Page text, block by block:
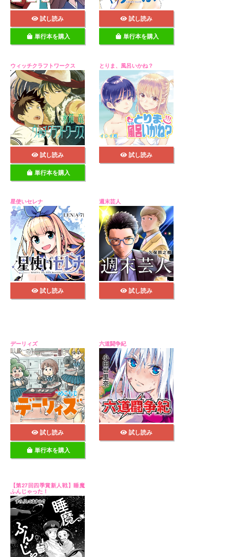
試し読み
単行本を購入
試し読み
単行本を購入
ウィッチクラフトワークス
試し読み
単行本を購入
とりま、風呂いかね？
試し読み
星使いセレナ
試し読み
週末芸人
試し読み
デーリィズ
試し読み
単行本を購入
六道闘争紀
試し読み
【第27回四季賞新人戦】睡魔
ふんじゃった！